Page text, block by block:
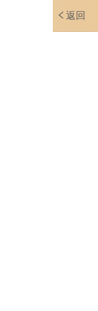
返回